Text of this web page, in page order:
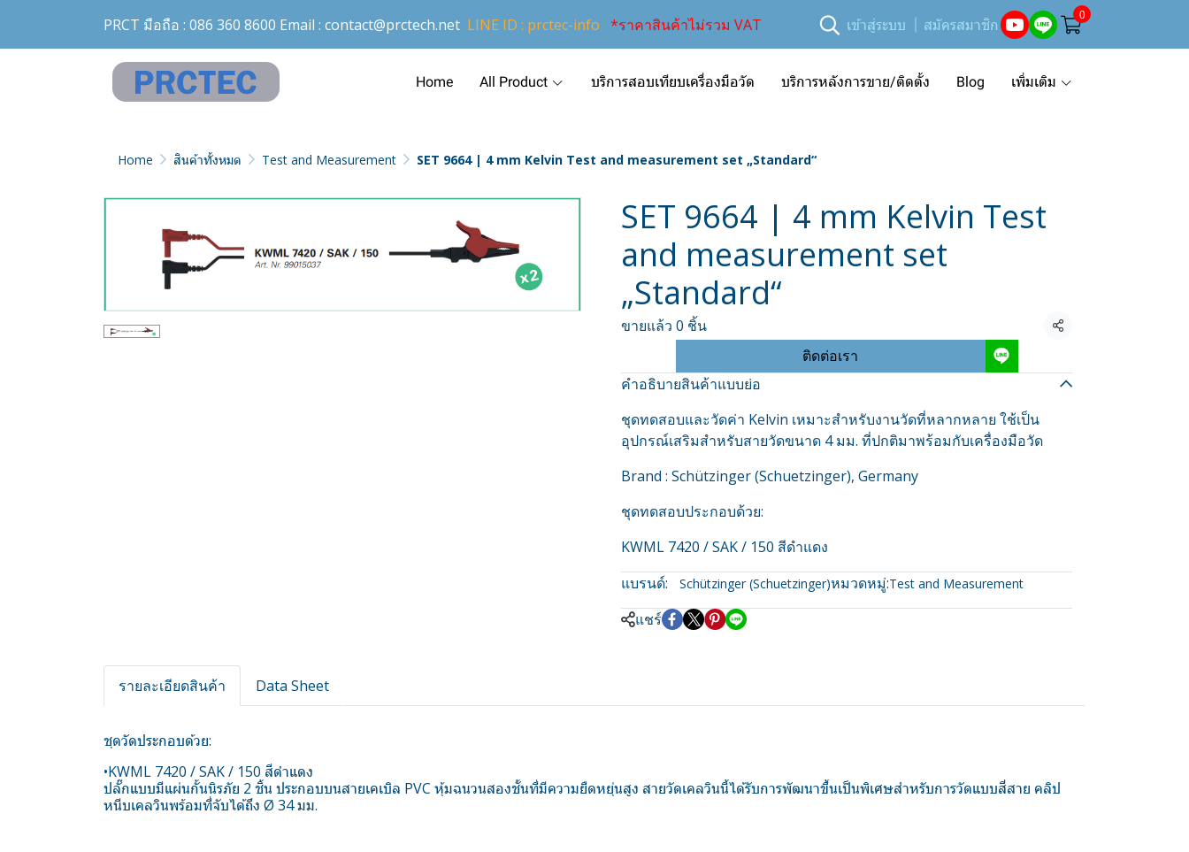
PRCT มือถือ : 086 360 8600 Email : contact@prctech.net LINE ID : prctec-info *ราคาสินค้าไม่รวม VAT เข้าสู่ระบบ สมัครสมาชิก
0
Home All Product บริการสอบเทียบเครื่องมือวัด บริการหลังการขาย/ติดตั้ง Blog เพิ่มเติม
Home สินค้าทั้งหมด Test and Measurement SET 9664 | 4 mm Kelvin Test and measurement set „Standard“
SET 9664 | 4 mm Kelvin Test
and measurement set
„Standard“
ขายแล้ว 0 ชิ้น
แชร์
ติดต่อเรา
คำอธิบายสินค้าแบบย่อ
ชุดทดสอบและวัดค่า Kelvin เหมาะสำหรับงานวัดที่หลากหลาย ใช้เป็น
อุปกรณ์เสริมสำหรับสายวัดขนาด 4 มม. ที่ปกติมาพร้อมกับเครื่องมือวัด
Brand : Schützinger (Schuetzinger), Germany
ชุดทดสอบประกอบด้วย:
KWML 7420 / SAK / 150 สีดำแดง
แบรนด์:
Schützinger (Schuetzinger)หมวดหมู่:Test and Measurement
แชร์
รายละเอียดสินค้า Data Sheet
ชุดวัดประกอบด้วย:
•KWML 7420 / SAK / 150 สีดำแดง
ปลั๊กแบบมีแผ่นกั้นนิรภัย 2 ชิ้น ประกอบบนสายเคเบิล PVC หุ้มฉนวนสองชั้นที่มีความยืดหยุ่นสูง สายวัดเคลวินนี้ได้รับการพัฒนาขึ้นเป็นพิเศษสำหรับการวัดแบบสี่สาย คลิป
หนีบเคลวินพร้อมที่จับได้ถึง Ø 34 มม.